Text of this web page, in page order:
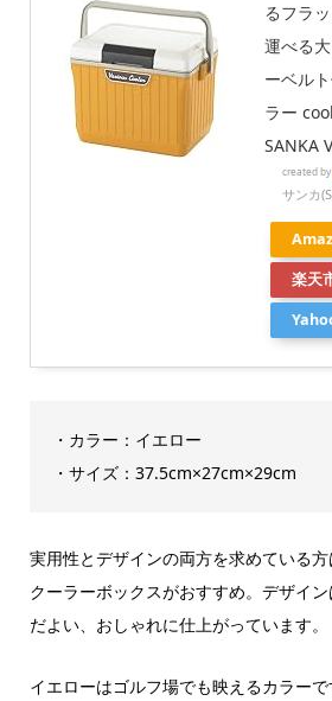
るフラ
運べる
ーベル
ラー
SANKA
created by
サンカ
楽天
・カラー：イエロー
・サイズ：37.5cm×27cm×29cm
実用性とデザインの両方を求めている
クーラーボックスがおすすめ。デザイ
だよい、おしゃれに仕上がっています。
イエローはゴルフ場でも映えるカラー